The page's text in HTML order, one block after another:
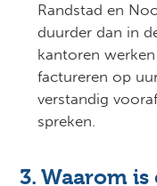
Randstad en
duurder dan in
kantoren
factureren op
verstandig
spreken.
3. Waarom